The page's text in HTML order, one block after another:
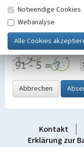
Sicherheitsabfrage
Grafik ein
Abbrechen
Kontakt
Erklärung zur
Notwendige Cookies
Webanalyse